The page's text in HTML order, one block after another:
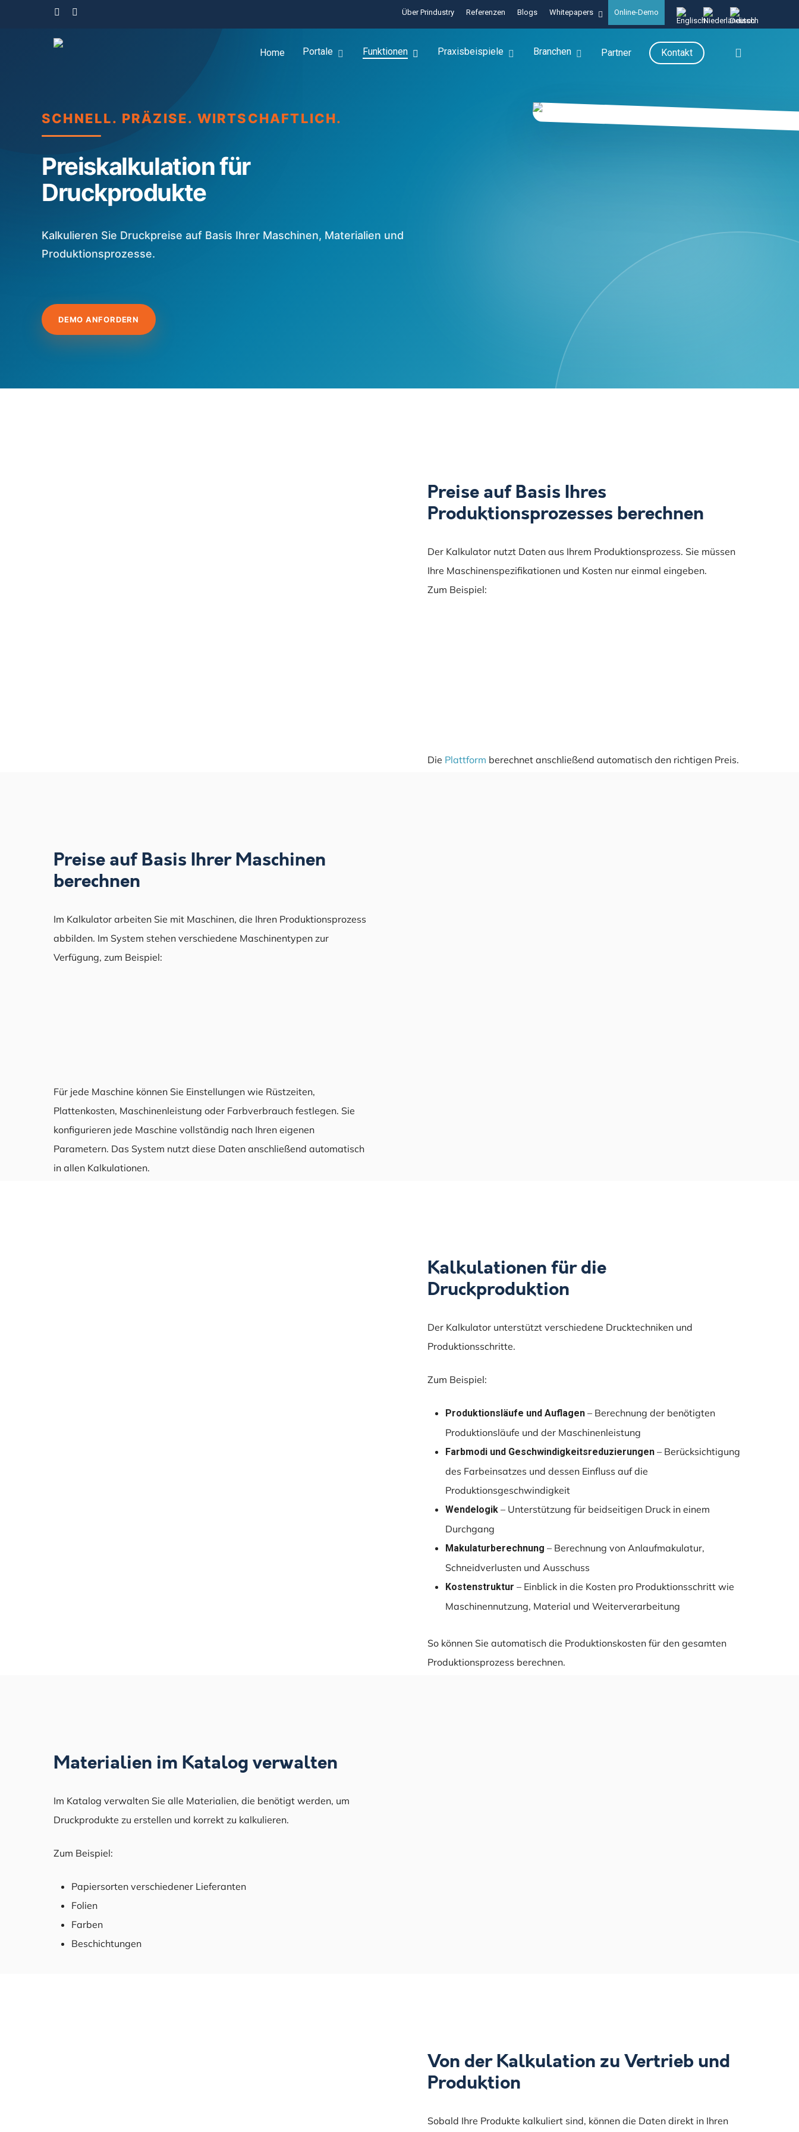
Über Prindustry Referenzen Blogs Whitepapers Online-Demo
Home Portale Funktionen Praxisbeispiele Branchen Partner Kontakt
SCHNELL. PRÄZISE. WIRTSCHAFTLICH.
Preiskalkulation für
Druckprodukte
Kalkulieren Sie Druckpreise auf Basis Ihrer Maschinen, Materialien und
Produktionsprozesse.
DEMO ANFORDERN
Preise auf Basis Ihres
Produktionsprozesses berechnen
Der Kalkulator nutzt Daten aus Ihrem Produktionsprozess. Sie müssen
Ihre Maschinenspezifikationen und Kosten nur einmal eingeben.
Zum Beispiel:
Die Plattform berechnet anschließend automatisch den richtigen Preis.
Preise auf Basis Ihrer Maschinen
berechnen
Im Kalkulator arbeiten Sie mit Maschinen, die Ihren Produktionsprozess
abbilden. Im System stehen verschiedene Maschinentypen zur
Verfügung, zum Beispiel:
Für jede Maschine können Sie Einstellungen wie Rüstzeiten,
Plattenkosten, Maschinenleistung oder Farbverbrauch festlegen. Sie
konfigurieren jede Maschine vollständig nach Ihren eigenen
Parametern. Das System nutzt diese Daten anschließend automatisch
in allen Kalkulationen.
Kalkulationen für die
Druckproduktion
Der Kalkulator unterstützt verschiedene Drucktechniken und
Produktionsschritte.
Zum Beispiel:
Produktionsläufe und Auflagen– Berechnung der benötigten
Produktionsläufe und der Maschinenleistung
Farbmodi und Geschwindigkeitsreduzierungen– Berücksichtigung
des Farbeinsatzes und dessen Einfluss auf die
Produktionsgeschwindigkeit
Wendelogik– Unterstützung für beidseitigen Druck in einem
Durchgang
Makulaturberechnung – Berechnung von Anlaufmakulatur,
Schneidverlusten und Ausschuss
Kostenstruktur – Einblick in die Kosten pro Produktionsschritt wie
Maschinennutzung, Material und Weiterverarbeitung
So können Sie automatisch die Produktionskosten für den gesamten
Produktionsprozess berechnen.
Materialien im Katalog verwalten
Im Katalog verwalten Sie alle Materialien, die benötigt werden, um
Druckprodukte zu erstellen und korrekt zu kalkulieren.
Zum Beispiel:
Papiersorten verschiedener Lieferanten
Folien
Farben
Beschichtungen
Von der Kalkulation zu Vertrieb und
Produktion
Sobald Ihre Produkte kalkuliert sind, können die Daten direkt in Ihren